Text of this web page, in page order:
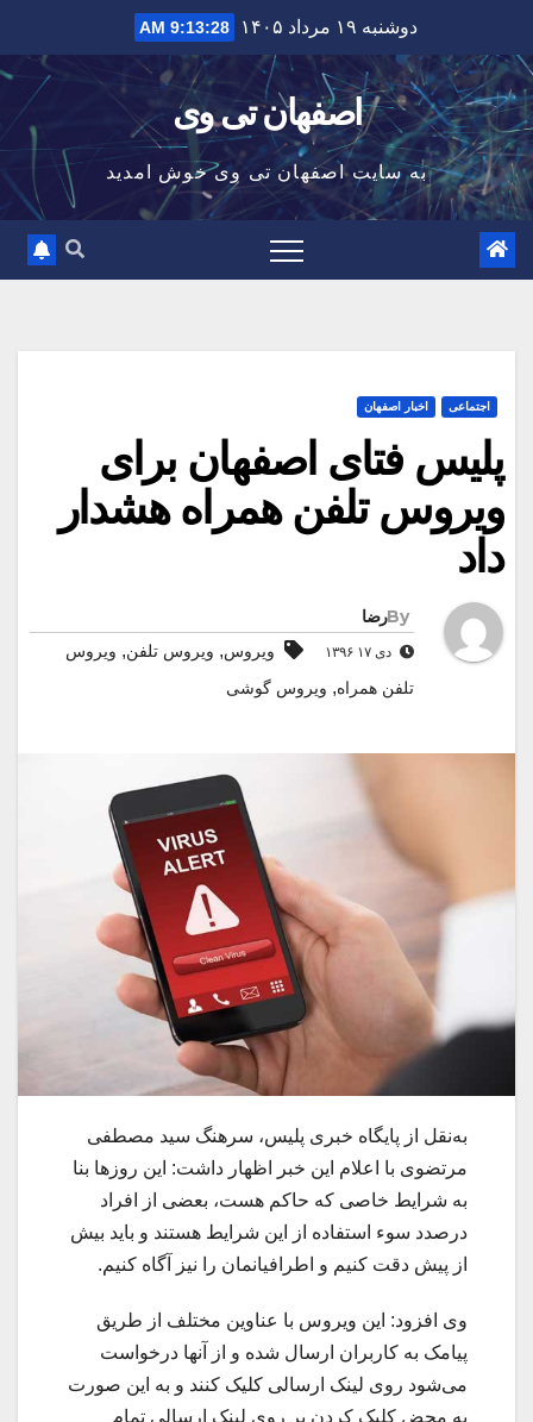
to
content
دوشنبه ۱۹ مرداد ۱۴۰۵ 9:13:29 AM
اصفهان تی وی
به سایت اصفهان تی وی خوش امدید
اجتماعی اخبار اصفهان
پلیس فتای اصفهان برای
ویروس تلفن همراه هشدار
داد
Byرضا
دی ۱۷ ۱۳۹۶ ویروس, ویروس تلفن, ویروس
تلفن همراه, ویروس گوشی
به‌نقل از پایگاه خبری پلیس، سرهنگ سید مصطفی
مرتضوی با اعلام این خبر اظهار داشت: این روزها بنا
به شرایط خاصی که حاکم هست، بعضی از افراد
درصدد سوء استفاده از این شرایط هستند و باید بیش
از پیش دقت کنیم و اطرافیانمان را نیز آگاه کنیم.
وی افزود: این ویروس با عناوین مختلف از طریق
پیامک به کاربران ارسال شده و از آنها درخواست
می‌شود روی لینک ارسالی کلیک کنند و به این صورت
به محض کلیک کردن بر روی لینک ارسالی تمام